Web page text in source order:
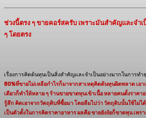
ช่วงนี้ตรง ๆ ขายคอร์สครับ เพราะมันสำคัญและจำ
ๆ โดยตรง
เรื่องการคิดต้นทุนเป็นสิ่งสำคัญและจำเป็นอย่างมากในการทำ
80%ที่ขายไม่เหลือกำไรก็มาจากสาเหตุคิดต้นทุนผิดพลาด เอา
เดียวก็ทำให้หลาย ๆ ร้านขายขาดทุนเข้าเนื้อ หลายคนตั้งราคา
รู้สึก คิดเอาจากวัตถุดิบที่ซื้อมา โดยลืมไปว่า วัตถุดิบนั้นใช้ไม่
เป็นตัวตั้งในการคิดราคาอาหาร ผลคือ ขายยังงัยก็ขาดทุน เพ